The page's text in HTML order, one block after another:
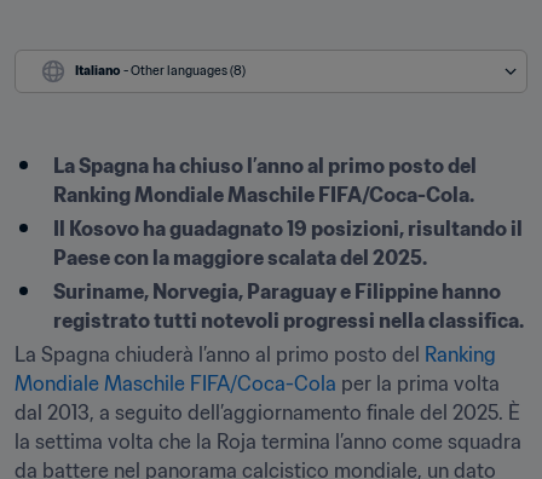
Italiano - Other languages (8)
La Spagna ha chiuso l’anno al primo posto del
Ranking Mondiale Maschile FIFA/Coca-Cola.
Il Kosovo ha guadagnato 19 posizioni, risultando il
Paese con la maggiore scalata del 2025.
Suriname, Norvegia, Paraguay e Filippine hanno
registrato tutti notevoli progressi nella classifica.
La Spagna chiuderà l’anno al primo posto del Ranking
Mondiale Maschile FIFA/Coca-Cola per la prima volta
dal 2013, a seguito dell’aggiornamento finale del 2025. È
la settima volta che la Roja termina l’anno come squadra
da battere nel panorama calcistico mondiale, un dato